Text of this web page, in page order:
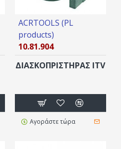
ACRTOOLS (PL
products)
10.81.904
ΔΙΑΣΚΟΠΡΙΣΤΗΡΑΣ ITV
Αγοράστε τώρα